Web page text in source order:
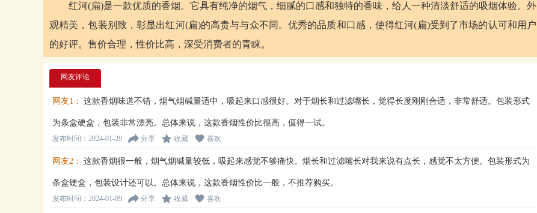
红河(扁)是一款优质的香烟。它具有纯净的烟气，细腻的口感和独特的香味，给人一种清淡舒适的吸烟体验。外
观精美，包装别致，彰显出红河(扁)的高贵与与众不同。优秀的品质和口感，使得红河(扁)受到了市场的认可和用户
的好评。售价合理，性价比高，深受消费者的青睐。
网友评论
网友1： 这款香烟味道不错，烟气烟碱量适中，吸起来口感很好。对于烟长和过滤嘴长，觉得长度刚刚合适，非常舒适。包装形式
为条盒硬盒，包装非常漂亮。总体来说，这款香烟性价比很高，值得一试。
发布时间：2024-01-20 分享 收藏 喜欢
网友2： 这款香烟很一般，烟气烟碱量较低，吸起来感觉不够痛快。烟长和过滤嘴长对我来说有点长，感觉不太方便。包装形式为
条盒硬盒，包装设计还可以。总体来说，这款香烟性价比一般，不推荐购买。
发布时间：2024-01-09 分享 收藏 喜欢